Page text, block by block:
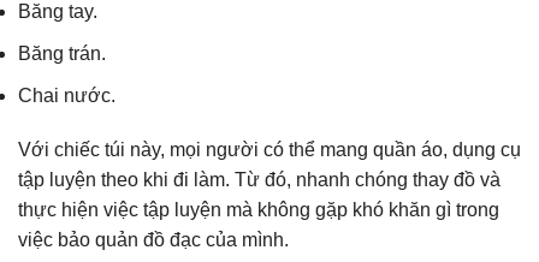
Băng tay.
Băng trán.
Chai nước.
Với chiếc túi này, mọi người có thể mang quần áo, dụng cụ
tập luyện theo khi đi làm. Từ đó, nhanh chóng thay đồ và
thực hiện việc tập luyện mà không gặp khó khăn gì trong
việc bảo quản đồ đạc của mình.